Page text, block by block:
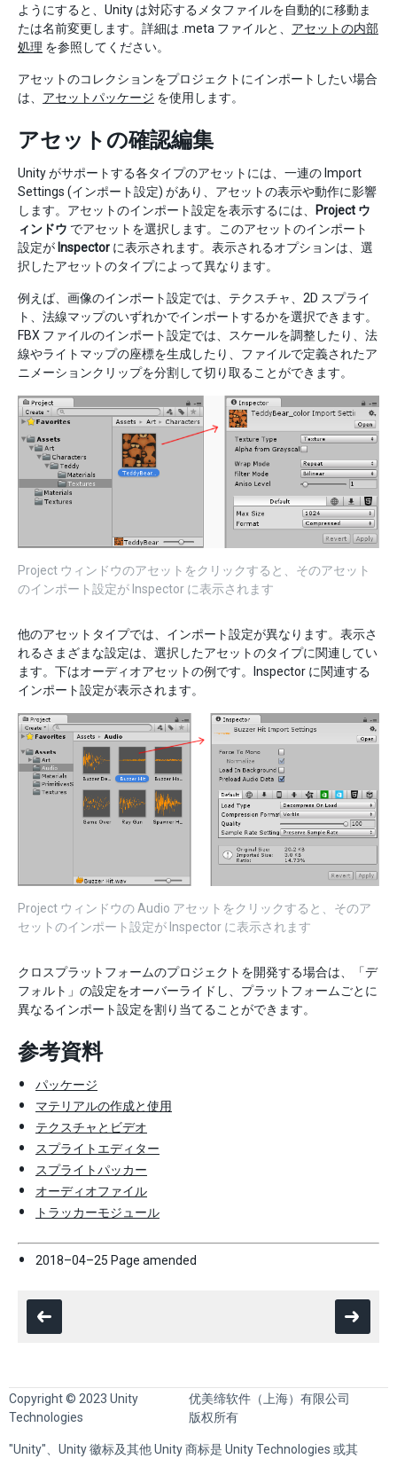
ようにすると、Unity は対応するメタファイルを自動的に移動ま
たは名前変更します。詳細は .meta ファイルと、 アセットの内部
処理 を参照してください。
アセットのコレクションをプロジェクトにインポートしたい場合
は、 アセットパッケージ を使用します。
アセットの確認編集
Unity がサポートする各タイプのアセットには、一連の Import
Settings (インポート設定) があり、アセットの表示や動作に影響
します。アセットのインポート設定を表示するには、
Project ウ
ィンドウ でアセットを選択します。このアセットのインポート
設定が Inspector に表示されます。表示されるオプションは、選
択したアセットのタイプによって異なります。
例えば、画像のインポート設定では、テクスチャ、2D スプライ
ト、法線マップのいずれかでインポートするかを選択できます。
FBX ファイルのインポート設定では、スケールを調整したり、法
線やライトマップの座標を生成したり、ファイルで定義されたア
ニメーションクリップを分割して切り取ることができます。
Project ウィンドウのアセットをクリックすると、そのアセット
のインポート設定が Inspector に表示されます
他のアセットタイプでは、インポート設定が異なります。表示さ
れるさまざまな設定は、選択したアセットのタイプに関連してい
ます。下はオーディオアセットの例です。Inspector に関連する
インポート設定が表示されます。
Project ウィンドウの Audio アセットをクリックすると、そのア
セットのインポート設定が Inspector に表示されます
クロスプラットフォームのプロジェクトを開発する場合は、「デ
フォルト」の設定をオーバーライドし、プラットフォームごとに
異なるインポート設定を割り当てることができます。
参考資料
パッケージ
マテリアルの作成と使用
テクスチャとビデオ
スプライトエディター
スプライトパッカー
オーディオファイル
トラッカーモジュール
2018–04–25 Page amended
Copyright © 2023 Unity
Technologies
优美缔软件（上海）有限公司
版权所有
"Unity"、Unity 徽标及其他 Unity 商标是 Unity Technologies 或其